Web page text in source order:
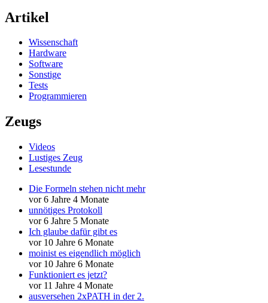
Artikel
Wissenschaft
Hardware
Software
Sonstige
Tests
Programmieren
Zeugs
Videos
Lustiges Zeug
Lesestunde
Die Formeln stehen nicht mehr
vor 6 Jahre 4 Monate
unnötiges Protokoll
vor 6 Jahre 5 Monate
Ich glaube dafür gibt es
vor 10 Jahre 6 Monate
moinist es eigendlich möglich
vor 10 Jahre 6 Monate
Funktioniert es jetzt?
vor 11 Jahre 4 Monate
ausversehen 2xPATH in der 2.